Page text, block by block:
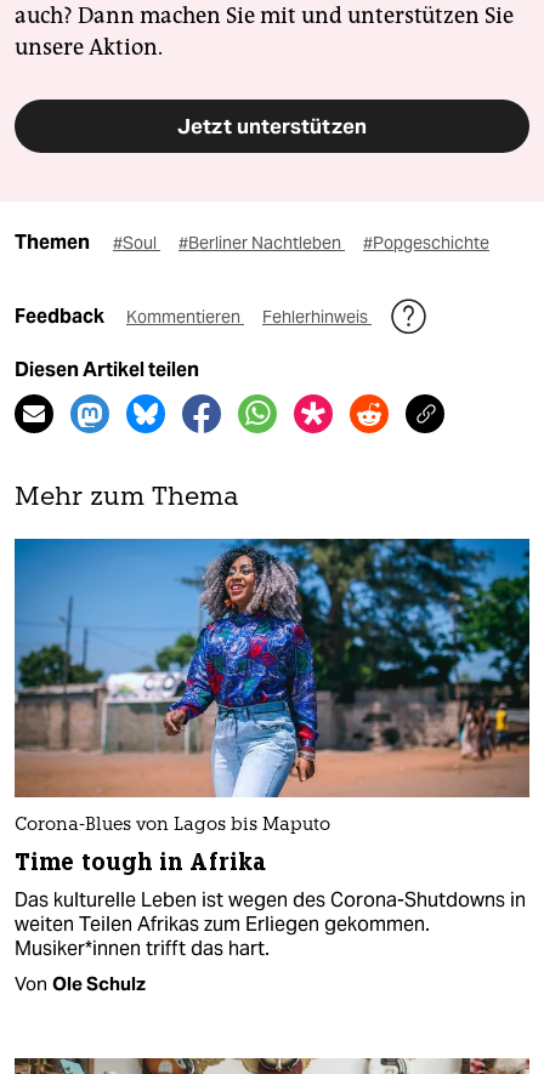
auch? Dann machen Sie mit und unterstützen Sie
unsere Aktion.
Jetzt unterstützen
Themen #Soul #Berliner Nachtleben #Popgeschichte
Feedback Kommentieren Fehlerhinweis
Diesen Artikel teilen
Mehr zum Thema
Corona-Blues von Lagos bis Maputo
Time tough in Afrika
Das kulturelle Leben ist wegen des Corona-Shutdowns in
weiten Teilen Afrikas zum Erliegen gekommen.
Musiker*innen trifft das hart.
Von Ole Schulz